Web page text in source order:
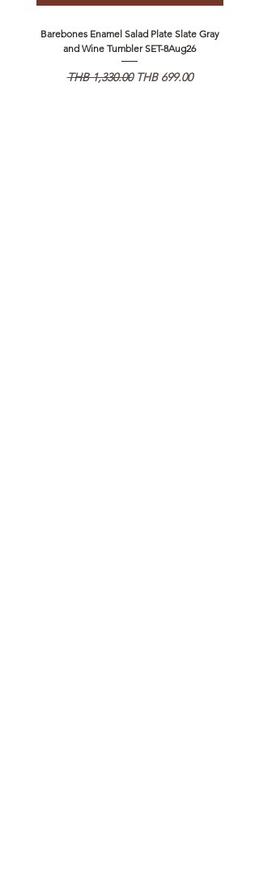
Barebones Enamel Salad Plate Slate Gray
and Wine Tumbler SET-8Aug26
Regular Price
THB 1,330.00 Sale Price
THB 699.00